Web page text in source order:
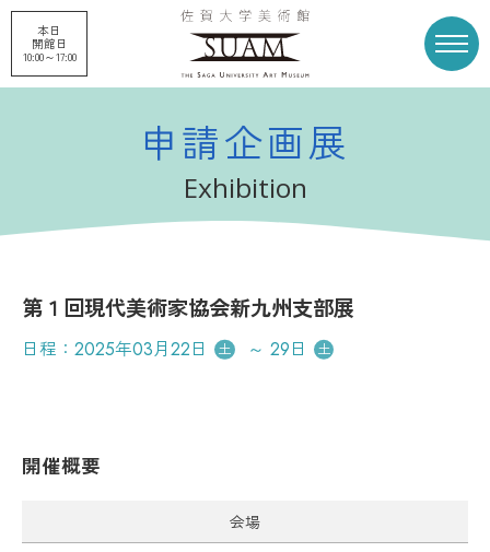
本日
開館日
10:00～17:00
展覧会
申請企画展 プロジェクト
刊行物 収蔵品
カレンダー お問い合わせ
申請企画展
Exhibition
第１回現代美術家協会新九州支部展
日程： 2025年03月22日 土 ～ 29日 土
開催概要
会場